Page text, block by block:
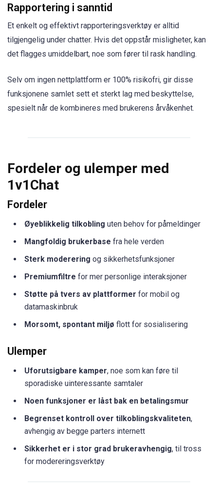
Rapportering i sanntid
Et enkelt og effektivt rapporteringsverktøy er alltid
tilgjengelig under chatter. Hvis det oppstår misligheter, kan
det flagges umiddelbart, noe som fører til rask handling.
Selv om ingen nettplattform er 100% risikofri, gir disse
funksjonene samlet sett et sterkt lag med beskyttelse,
spesielt når de kombineres med brukerens årvåkenhet.
Fordeler og ulemper med
1v1Chat
Fordeler
Øyeblikkelig tilkobling uten behov for påmeldinger
Mangfoldig brukerbase fra hele verden
Sterk moderering og sikkerhetsfunksjoner
Premiumfiltre for mer personlige interaksjoner
Støtte på tvers av plattformer for mobil og
datamaskinbruk
Morsomt, spontant miljø flott for sosialisering
Ulemper
Uforutsigbare kamper, noe som kan føre til
sporadiske uinteressante samtaler
Noen funksjoner er låst bak en betalingsmur
Begrenset kontroll over tilkoblingskvaliteten,
avhengig av begge parters internett
Sikkerhet er i stor grad brukeravhengig, til tross
for modereringsverktøy